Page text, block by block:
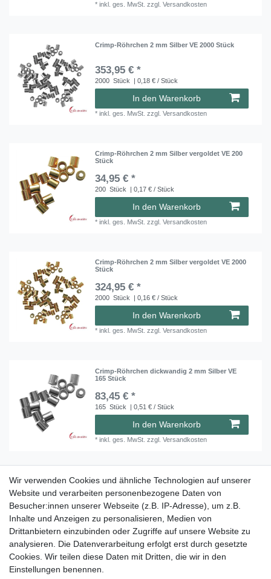
*inkl. ges. MwSt. zzgl.Versandkosten
Crimp-Röhrchen 2 mm Silber VE 2000 Stück
353,95 € *
2000 Stück | 0,18 € / Stück
In den Warenkorb
*inkl. ges. MwSt. zzgl.Versandkosten
Crimp-Röhrchen 2 mm Silber vergoldet VE 200
Stück
34,95 € *
200 Stück | 0,17 € / Stück
In den Warenkorb
*inkl. ges. MwSt. zzgl.Versandkosten
Crimp-Röhrchen 2 mm Silber vergoldet VE 2000
Stück
324,95 € *
2000 Stück | 0,16 € / Stück
In den Warenkorb
*inkl. ges. MwSt. zzgl.Versandkosten
Crimp-Röhrchen dickwandig 2 mm Silber VE
165 Stück
83,45 € *
165 Stück | 0,51 € / Stück
In den Warenkorb
*inkl. ges. MwSt. zzgl.Versandkosten
Crimp-Röhrchen dickwandig Silber vergoldet
klein 1,5x2 mm VE ca. 165 Stück
35,95 € *
| 0,22 € / Stück
In den Warenkorb
*inkl. ges. MwSt. zzgl.Versandkosten
Wir verwenden Cookies und ähnliche Technologien auf unserer
Website und verarbeiten personenbezogene Daten von
Besucher:innen unserer Webseite (z.B. IP-Adresse), um z.B.
Inhalte und Anzeigen zu personalisieren, Medien von
Drittanbietern einzubinden oder Zugriffe auf unsere Website zu
analysieren. Die Datenverarbeitung erfolgt erst durch gesetzte
Cookies. Wir teilen diese Daten mit Dritten, die wir in den
Einstellungen benennen.